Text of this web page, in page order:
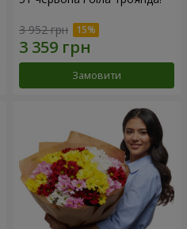
3 952 грн
Замовити